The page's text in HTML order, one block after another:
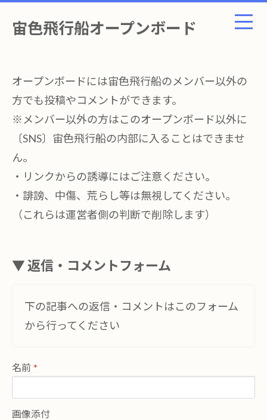
宙色飛行船オープンボード
オープンボードには宙色飛行船のメンバー以外の
方でも投稿やコメントができます。
※メンバー以外の方はこのオープンボード以外に
〔SNS〕宙色飛行船の内部に入ることはできませ
ん。
・リンクからの誘導にはご注意ください。
・誹謗、中傷、荒らし等は無視してください。
（これらは運営者側の判断で削除します）
▼ 返信・コメントフォーム
下の記事への返信・コメントはこのフォーム
から行ってください
名前
画像添付